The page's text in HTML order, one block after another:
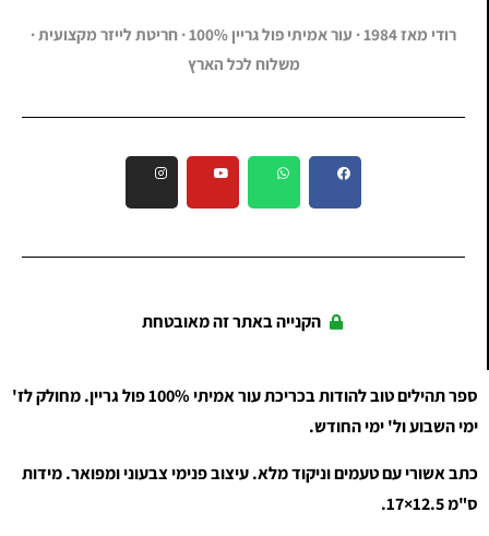
רודי מאז 1984 · עור אמיתי פול גריין 100% · חריטת לייזר מקצועית ·
משלוח לכל הארץ
הקנייה באתר זה מאובטחת
ספר תהילים טוב להודות בכריכת עור אמיתי 100% פול גריין. מחולק לז'
ימי השבוע ול' ימי החודש.
כתב אשורי עם טעמים וניקוד מלא. עיצוב פנימי צבעוני ומפואר. מידות
17×12.5 ס"מ
.